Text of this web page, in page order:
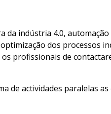
da indústria 4.0,
dos processos
profissionais de
de actividades paralelas